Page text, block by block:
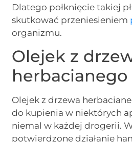
Dlatego połknięcie takiej
skutkować przeniesieniem
organizmu.
Olejek z
herbacianego
Olejek z drzewa
do kupienia w niektórych
niemal w każdej drogerii.
potwierdzone działanie